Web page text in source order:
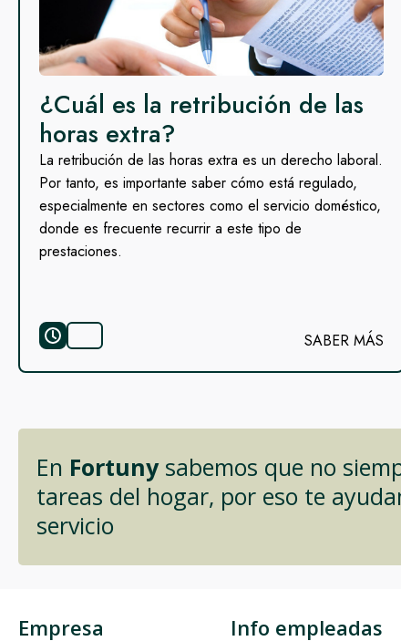
¿Cuál es la retribución de las
horas extra?
La retribución de las horas extra es un derecho laboral.
Por tanto, es importante saber cómo está regulado,
especialmente en sectores como el servicio doméstico,
donde es frecuente recurrir a este tipo de
prestaciones.
SABER MÁS
En Fortunysabemos que no
tareas del hogar, por eso te
servicio
Empresa Info empleadas